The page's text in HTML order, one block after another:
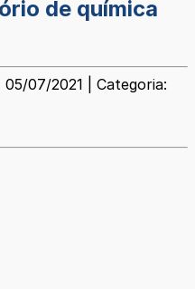
de química
07/2021 | Categoria: